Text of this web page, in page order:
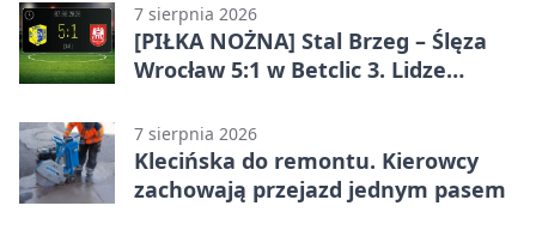
7 sierpnia 2026
[PIŁKA NOŻNA] Stal Brzeg – Ślęza
Wrocław 5:1 w Betclic 3. Lidze
porażka wrocławian
7 sierpnia 2026
Klecińska do remontu. Kierowcy
zachowają przejazd jednym pasem